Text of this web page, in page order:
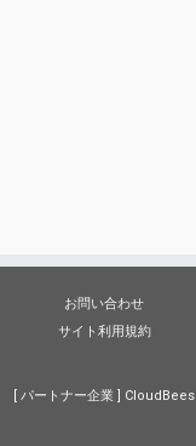
お問い合わせ
サイト利用規約
[ パートナー企業 ] CloudBees